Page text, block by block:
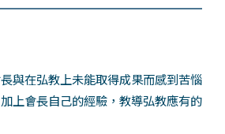
在弘教上未能取得成果而感到苦惱
上會長自己的經驗，教導弘教應有的